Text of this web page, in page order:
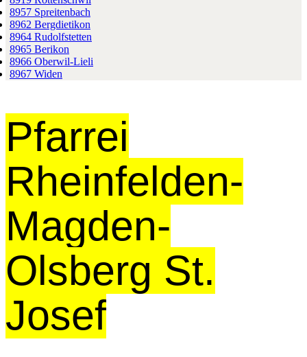
8957 Spreitenbach
8962 Bergdietikon
8964 Rudolfstetten
8965 Berikon
8966 Oberwil-Lieli
8967 Widen
Pfarrei
Rheinfelden-
Magden-
Olsberg St.
Josef